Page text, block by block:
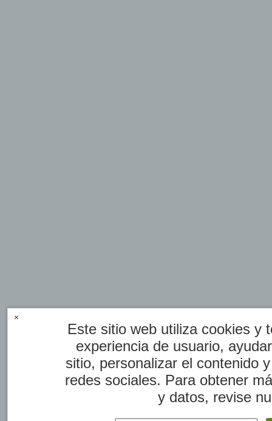
Este sitio web utiliza cookies y
experiencia de usuario,
sitio, personalizar el contenido
redes sociales. Para obtener
y datos, revise
×